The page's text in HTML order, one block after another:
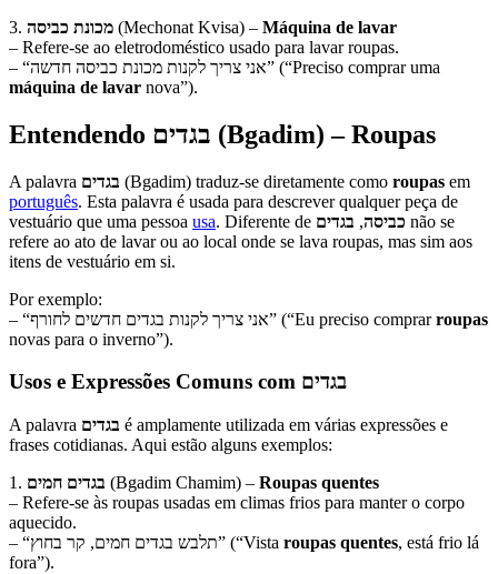
3. מכונת כביסה (Mechonat Kvisa) – Máquina de lavar
– Refere-se ao eletrodoméstico usado para lavar roupas.
– “אני צריך לקנות מכונת כביסה חדשה” (“Preciso comprar uma
máquina de lavar nova”).
Entendendo בגדים (Bgadim) – Roupas
A palavra בגדים (Bgadim) traduz-se diretamente como roupas em
português. Esta palavra é usada para descrever qualquer peça de
vestuário que uma pessoa usa. Diferente de כביסה, בגדים
não se
refere ao ato de lavar ou ao local onde se lava roupas, mas sim aos
itens de vestuário em si.
Por exemplo:
– “אני צריך לקנות בגדים חדשים לחורף” (“Eu preciso comprarroupas
novas para o inverno”).
Usos e Expressões Comuns com בגדים
A palavra בגדים é amplamente utilizada em várias expressões e
frases cotidianas. Aqui estão alguns exemplos:
1. בגדים חמים (Bgadim Chamim) – Roupas quentes
– Refere-se às roupas usadas em climas frios para manter o corpo
aquecido.
– “תלבש בגדים חמים, קר בחוץ” (“Vista roupas quentes, está frio lá
fora”).